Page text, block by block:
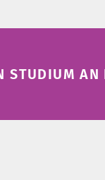
STUDIUM AN